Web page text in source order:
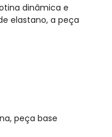
dinâmica e
elastano, a peça
peça base